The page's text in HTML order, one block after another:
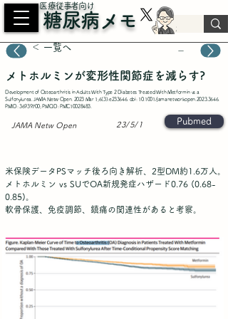
​医療従事者向け
糖尿病メモ
＜ 一覧へ －
メトホルミンが変形性関節症を減らす?
Development of Osteoarthritis in Adults With Type 2 Diabetes Treated With Metformin vs a
Sulfonylurea. JAMA Netw Open. 2023 Mar 1;6(3):e233646. doi: 10.1001/jamanetworkopen.2023.3646.
PMID:36939700; PMCID: PMC10028483.
23/5/1
JAMA Netw Open Pubmed
米保険データPSマッチ後ろ向き解析、2型DM約1.6万人。
メトホルミン vs SUでOA新規発症ハザード0.76 (0.68-
0.85)。
軟骨保護、免疫調節、鎮痛の関連性があると考察。